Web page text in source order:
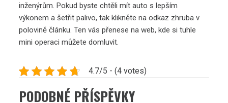
inženýrům. Pokud byste chtěli mít auto s lepším
výkonem a šetřit palivo, tak klikněte na odkaz zhruba v
polovině článku. Ten vás přenese na web, kde si tuhle
mini operaci můžete domluvit.
4.7/5 - (4 votes)
PODOBNÉ PŘÍSPĚVKY